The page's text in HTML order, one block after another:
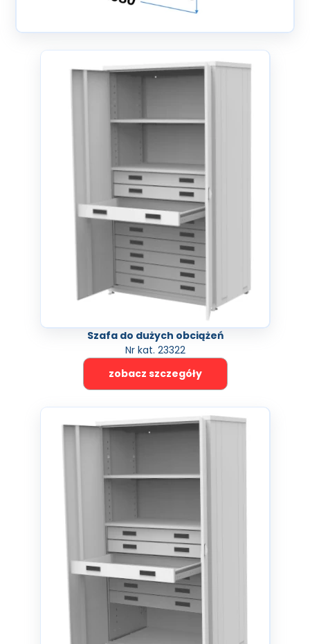
Szafa do dużych obciążeń
Nr kat. 23322
zobacz szczegóły